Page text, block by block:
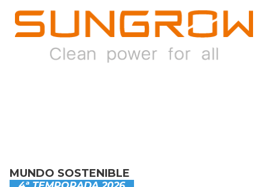
MUNDO SOSTENIBLE